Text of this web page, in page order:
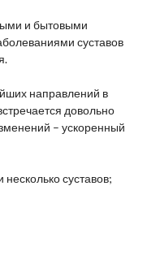
и бытовыми
суставов
направлений в
довольно
– ускоренный
суставов;